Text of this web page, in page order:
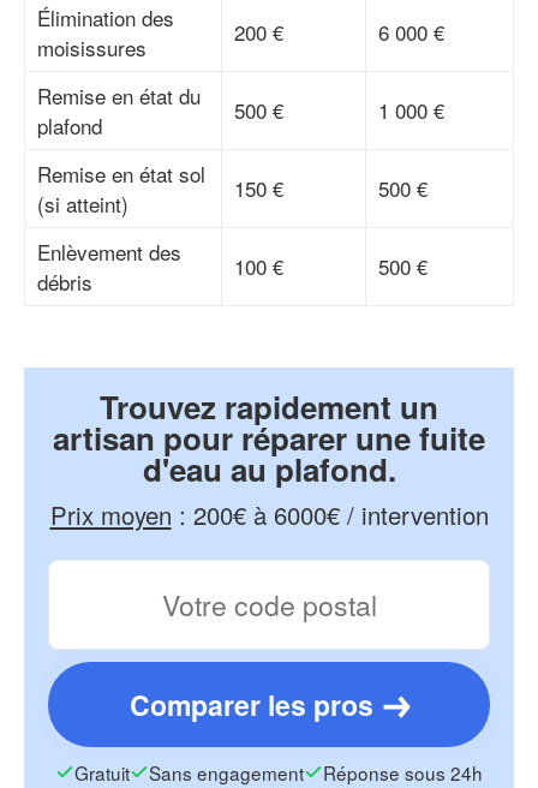
Élimination des
moisissures
200 € 6 000 €
Remise en état du
plafond
500 € 1 000 €
Remise en état sol
(si atteint)
150 € 500 €
Enlèvement des
débris
100 € 500 €
Trouvez rapidement un
artisan pour réparer une fuite
d'eau au plafond.
Prix moyen : 200€ à 6000€ / intervention
Comparer les pros
Gratuit Sans engagement Réponse sous 24h